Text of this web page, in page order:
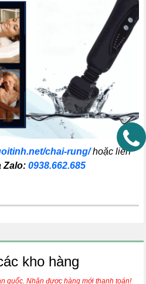
chai-rung/hoặc liên
Zalo: 0938.662.685
kho hàng
quốc. Nhận được hàng mới thanh toán!